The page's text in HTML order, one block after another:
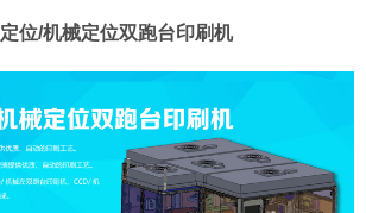
位/机械定位双跑台印刷机